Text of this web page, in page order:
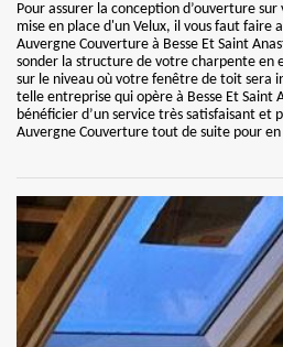
Pour assurer la conception d’ouverture
mise en place d'un Velux, il vous faut faire
Auvergne Couverture à Besse Et Saint
sonder la structure de votre charpente en
sur le niveau où votre fenêtre de toit sera
telle entreprise qui opère à Besse Et Saint
bénéficier d’un service très satisfaisant et
Auvergne Couverture tout de suite pour